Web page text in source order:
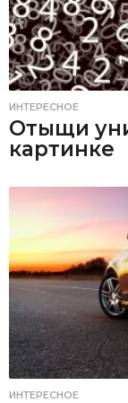
ИНТЕРЕСНОЕ
Отыщи
картинке
ИНТЕРЕСНОЕ